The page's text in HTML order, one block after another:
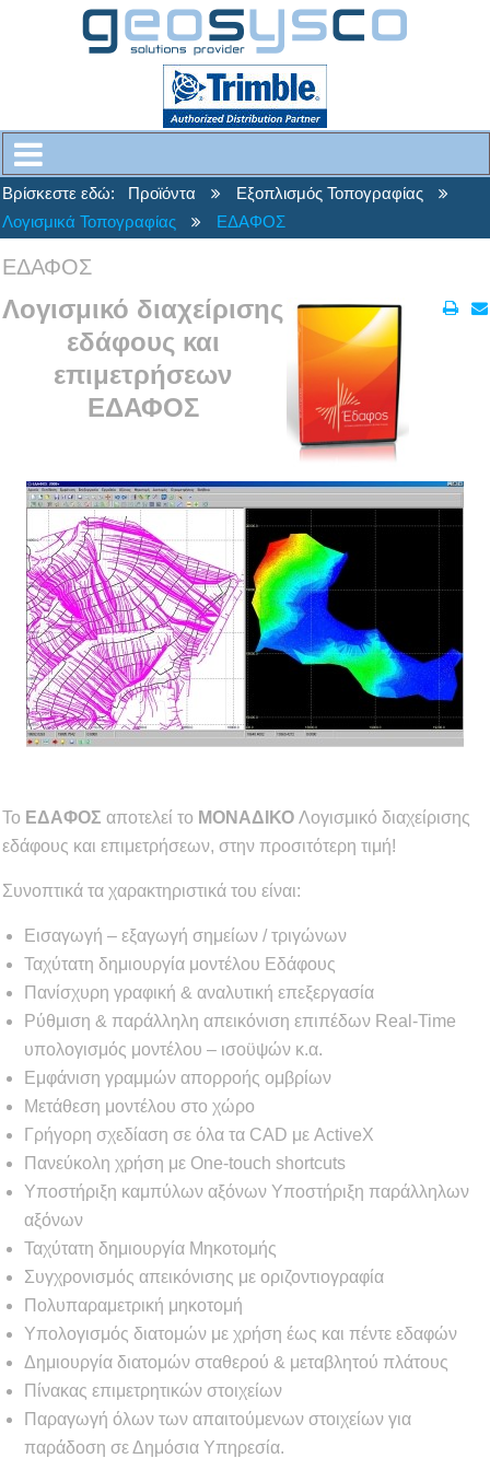
Βρίσκεστε εδώ: Προϊόντα
Εξοπλισμός Τοπογραφίας
Λογισμικά Τοπογραφίας
ΕΔΑΦΟΣ
ΕΔΑΦΟΣ
Λογισμικό διαχείρισης
εδάφους και
επιμετρήσεων
ΕΔΑΦΟΣ
Το ΕΔΑΦOΣ αποτελεί το ΜΟΝΑΔΙΚΟ Λογισμικό διαχείρισης
εδάφους και επιμετρήσεων, στην προσιτότερη τιμή!
Συνοπτικά τα χαρακτηριστικά του είναι:
Εισαγωγή – εξαγωγή σημείων / τριγώνων
Ταχύτατη δημιουργία μοντέλου Εδάφους
Πανίσχυρη γραφική & αναλυτική επεξεργασία
Ρύθμιση & παράλληλη απεικόνιση επιπέδων Real-Time
υπολογισμός μοντέλου – ισοϋψών κ.α.
Εμφάνιση γραμμών απορροής ομβρίων
Μετάθεση μοντέλου στο χώρο
Γρήγορη σχεδίαση σε όλα τα CAD με ActiveX
Πανεύκολη χρήση με One-touch shortcuts
Υποστήριξη καμπύλων αξόνων Υποστήριξη παράλληλων
αξόνων
Ταχύτατη δημιουργία Μηκοτομής
Συγχρονισμός απεικόνισης με οριζοντιογραφία
Πολυπαραμετρική μηκοτομή
Υπολογισμός διατομών με χρήση έως και πέντε εδαφών
Δημιουργία διατομών σταθερού & μεταβλητού πλάτους
Πίνακας επιμετρητικών στοιχείων
Παραγωγή όλων των απαιτούμενων στοιχείων για
παράδοση σε Δημόσια Υπηρεσία.